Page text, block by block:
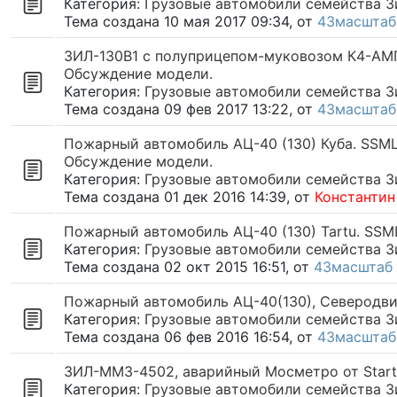
Категория:
Грузовые автомобили семейства
Тема создана 10 мая 2017 09:34, от 43масштаб
ЗИЛ-130В1 с полуприцепом-муковозом К4-
Обсуждение модели.
Категория: Грузовые автомобили семейства
Тема создана 09 фев 2017 13:22, от 43масштаб
Пожарный автомобиль АЦ-40 (130) Куба.
Обсуждение модели.
Категория: Грузовые автомобили семейства
Тема создана 01 дек 2016 14:39, от
Пожарный автомобиль АЦ-40 (130) Tartu.
Категория: Грузовые автомобили семейства
Тема создана 02 окт 2015 16:51, от 43масштаб
Пожарный автомобиль АЦ-40(130),
Категория: Грузовые автомобили семейства
Тема создана 06 фев 2016 16:54, от 43масштаб
ЗИЛ-ММЗ-4502, аварийный Мосметро от Start
Категория: Грузовые автомобили семейства